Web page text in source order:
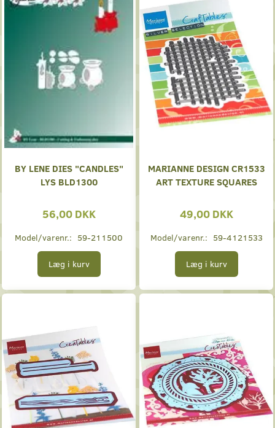
BY LENE DIES "CANDLES"
LYS BLD1300
56,00 DKK
Model/varenr.: 59-211500
Læg i kurv
MARIANNE DESIGN CR1533
ART TEXTURE SQUARES
49,00 DKK
Model/varenr.: 59-4121533
Læg i kurv